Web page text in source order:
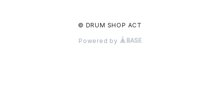
2024年トルコツアーシンバル© DRUM SHOP ACT
Powered by